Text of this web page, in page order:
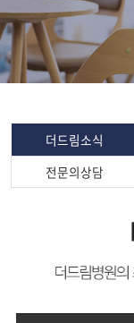
더드림소식
전문의상담